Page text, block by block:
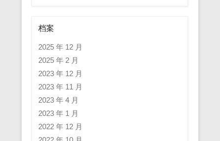
档案
2025 年 12 月
2025 年 2 月
2023 年 12 月
2023 年 11 月
2023 年 4 月
2023 年 1 月
2022 年 12 月